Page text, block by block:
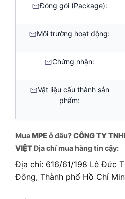
Đóng gói (Package):
Môi trường hoạt động:
Chứng nhận:
Vật liệu cấu thành sản
phẩm:
MuaMPEở đâu?CÔNG TY
VIỆTĐịa chỉ mua hàng tin cậy:
Địa chỉ: 616/61/198 Lê Đức
Đông, Thành phố Hồ Chí